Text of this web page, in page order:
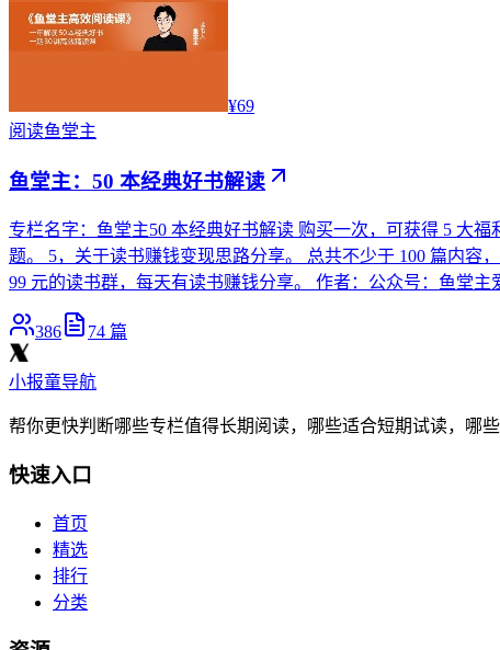
¥69
阅读鱼堂主
鱼堂主：50 本经典好书解读
专栏名字：鱼堂主50 本经典好书解读 购买一次，可获得 5 大
题。 5，关于读书赚钱变现思路分享。 总共不少于 100 篇内容
99 元的读书群，每天有读书赚钱分享。 作者：公众号：鱼堂主
386 74 篇
小报童导航
帮你更快判断哪些专栏值得长期阅读，哪些适合短期试读，哪
快速入口
首页
精选
排行
分类